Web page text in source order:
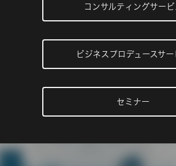
コンサルティングサービ
ビジネスプロデュースサー
セミナー